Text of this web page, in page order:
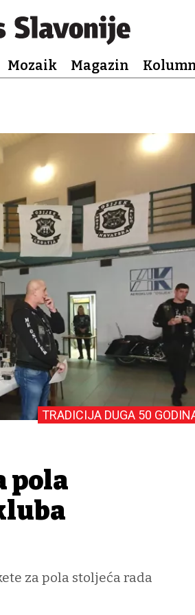
Mozaik Magazin
TRADICIJA DUGA 50
pola
za pola stoljeća rada